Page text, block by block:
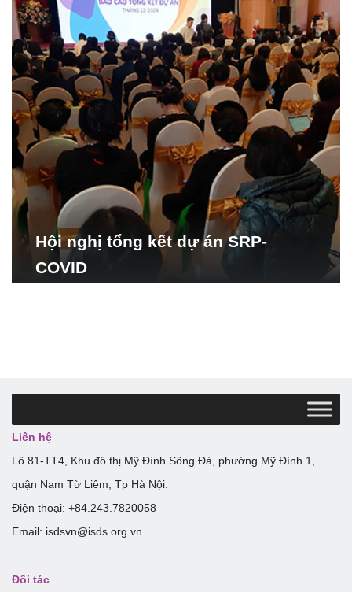
Hội nghị tổng kết dự án SRP-
COVID
Liên hệ
Lô 81-TT4, Khu đô thị Mỹ Đình Sông Đà, phường Mỹ Đình 1,
quận Nam Từ Liêm, Tp Hà Nội.
Điện thoại: +84.243.7820058
Email: isdsvn@isds.org.vn
Đối tác